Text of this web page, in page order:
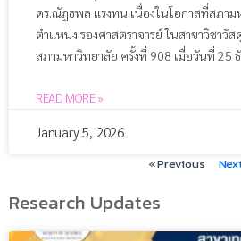
ดร.ณัฏธพล แรงทน เนื่องในโอกาสที่สภาม
ตำแหน่ง รองศาสตราจารย์ ในสาขาวิชาวั
สภามหาวิทยาลัย ครั้งที่ 908 เมื่อวันที่ 25
READ MORE »
January 5, 2026
« Previous
Research Updates